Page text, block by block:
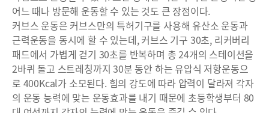
어느 때나 방문해 운동할 수 있는 것도 큰 장점이다.
커브스 운동은 커브스만의 특허기구를 사용해 유산소 운동과
근력운동을 동시에 할 수 있는데, 커브스 기구 30초, 리커버리
패드에서 가볍게 걷기 30초를 반복하며 총 24개의 스테이션을
2바퀴 돌고 스트레칭까지 30분 동안 하는 유압식 저항운동으
로 400Kcal가 소모된다. 힘의 강도에 따라 압력이 달라져 각자
의 운동 능력에 맞는 운동효과를 내기 때문에 초등학생부터 80